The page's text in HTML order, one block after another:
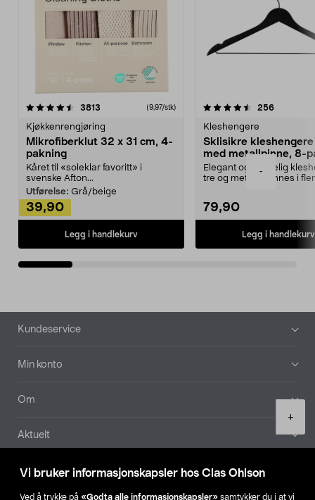
Vi bruker informasjonskapsler hos Clas Ohlson
Ved å trykke på «Godta alle informasjonskapsler» samtykker du i at vi
-
+
3813 anmeldelser(9,97/stk)
Kjøkkenrengjøring
Mikrofiberklut 32 x 31 cm, 4-
pakning
Kåret til «soleklar favoritt» i
svenske Afton...
Utførelse: Grå/beige
39,90
Legg i handlekurv
4.5av 5 stjerner 256
Kleshengere
Sklisikre
med metallpinne, 8-
Elegant og skikkelig
tre og metall – finnes i
79,90
Legg i handlekurv
4.5av 5 stjerner
Bunntekst
Kundeservice
Min konto
Om
Aktuelt
Våre selskaper